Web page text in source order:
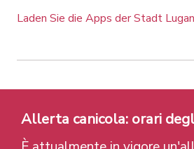
Laden Sie die Apps der Stadt
Contatti Links
Rechtlicher
Datenschutzrichtlinie
Labels und
Credits
Allerta canicola: orari